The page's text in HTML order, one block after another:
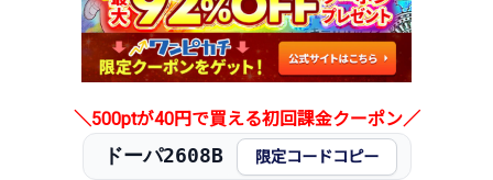
＼500ptが40円で買える初回課金クーポン／
ドーパ2608B 限定コードコピー